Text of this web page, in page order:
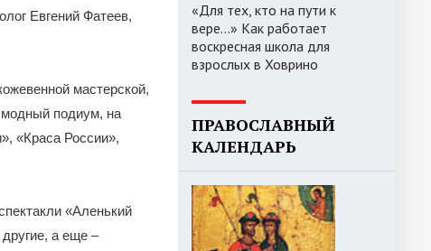
Евгений Фатеев,
мастерской,
подиум, на
«Краса России»,
«Аленький
а еще –
«Для тех, кто на пути к
вере...» Как работает
воскресная школа для
взрослых в Ховрино
ПРАВОСЛАВНЫЙ
КАЛЕНДАРЬ